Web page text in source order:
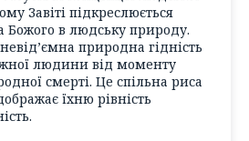
Завіті підкреслюється
в людську природу.
природна гідність
людини від моменту
смерті. Це спільна риса
їхню рівність